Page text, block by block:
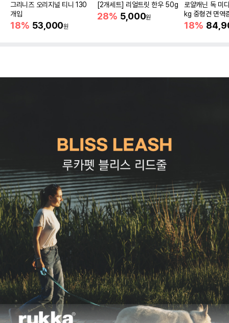
그리니즈 오리지널 티니 130
개입
18% 53,000원
[2개세트] 리얼트릿 한우 50g
28% 5,000원
로얄캐닌 독 미
kg 중형견 면역
18%